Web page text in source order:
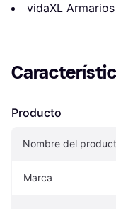
vidaXL
Producto
Nombre del
Marca